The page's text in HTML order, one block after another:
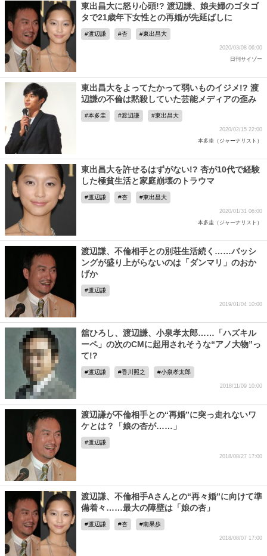
東出昌大に怒り心頭!? 渡辺謙、娘夫婦のゴタゴ
タで21歳年下女性との再婚が先延ばしに
渡辺謙 杏 東出昌大
2020/03/08 06:00
日刊サイゾー
東出昌大をよってたかって弱いものイジメ!? 渡
辺謙の不倫は黙殺していた芸能メディアの歪み
本多圭 渡辺謙 東出昌大
2020/02/15 22:00
本多圭（ジャーナリスト）
東出昌大を許せるはずがない!? 杏が10代で経験
した極貧生活と家庭崩壊のトラウマ
渡辺謙 杏 東出昌大
2020/01/31 06:00
本多圭（ジャーナリスト）
渡辺謙、不倫相手との別荘生活続く……バッシ
ングが盛り上がらないのは「ダンマリ」のおか
げか
渡辺謙
2019/01/04 10:00
舘ひろし、渡辺謙、小泉孝太郎……「ハズキル
ーペ」の次のCMに起用されそうな“アノ大物”っ
て!?
渡辺謙 香川照之 小泉孝太郎
2018/11/09 10:00
渡辺謙が不倫相手との“再婚”に突っ走れないワ
ケとは？「娘の杏が……」
渡辺謙
2018/08/27 17:00
渡辺謙、不倫相手Aさんとの“再々婚”に向けて準
備着々……最大の障壁は「娘の杏」
渡辺謙 杏 南果歩
2018/08/07 17:00